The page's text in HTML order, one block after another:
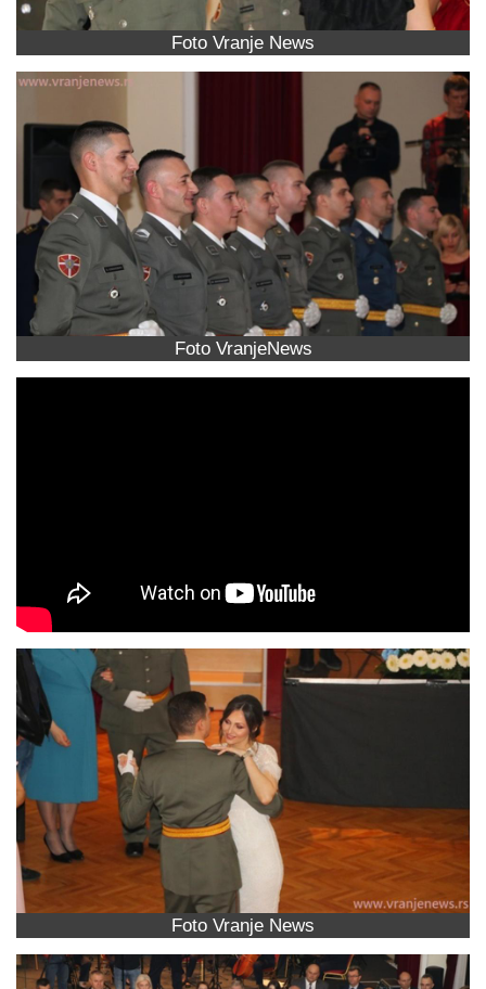
Foto Vranje News
Foto VranjeNews
Foto Vranje News